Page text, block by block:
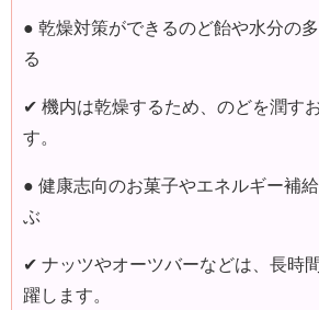
● 乾燥対策ができるのど飴や水分の
る
✔ 機内は乾燥するため、のどを潤す
す。
● 健康志向のお菓子やエネルギー補
ぶ
✔ ナッツやオーツバーなどは、長時
躍します。